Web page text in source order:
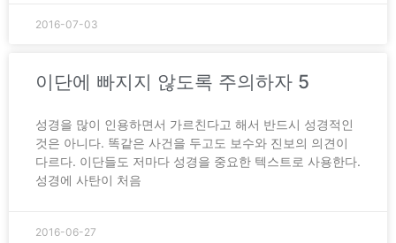
2016-07-03
이단에 빠지지 않도록 주의하자 5
성경을 많이 인용하면서 가르친다고 해서 반드시 성경적인
것은 아니다. 똑같은 사건을 두고도 보수와 진보의 의견이
다르다. 이단들도 저마다 성경을 중요한 텍스트로 사용한다.
성경에 사탄이 처음
2016-06-27